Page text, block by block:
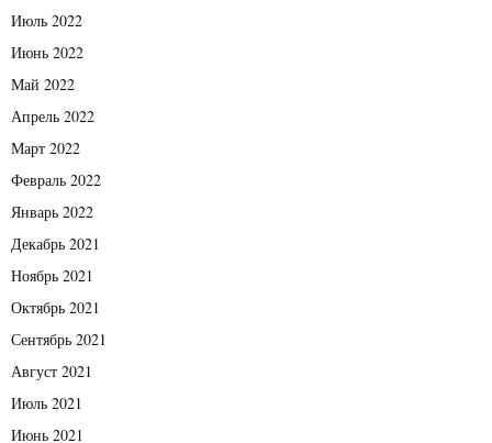
Июль 2022
Июнь 2022
Май 2022
Апрель 2022
Март 2022
Февраль 2022
Январь 2022
Декабрь 2021
Ноябрь 2021
Октябрь 2021
Сентябрь 2021
Август 2021
Июль 2021
Июнь 2021